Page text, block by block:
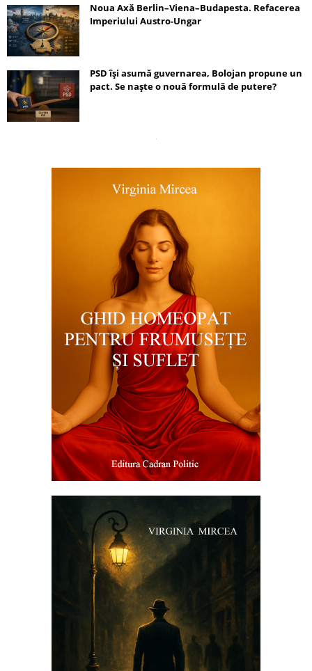
Noua Axă Berlin–Viena–Budapesta. Refacerea
Imperiului Austro-Ungar
PSD își asumă guvernarea, Bolojan propune un
pact. Se naște o nouă formulă de putere?